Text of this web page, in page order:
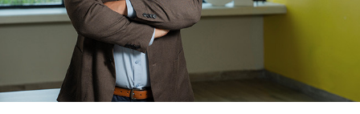
Sectores y Empresas
Management
Economía y Finanzas